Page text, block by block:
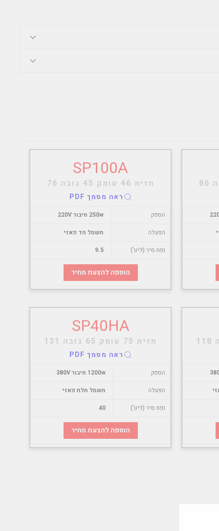
SP100A
חזית 46 עומק 45 גובה 76
ראה מסמך PDF
הספק
250w חיבור 220V
הפעלה
חשמל חד פאזי
נפח סיר (ליט')
9.5
הוספה להצעת מחיר
SP40HA
חזית 75 עומק 65 גובה 131
ראה מסמך PDF
הספק
1200w חיבור 380V
הפעלה
חשמל תלת פאזי
נפח סיר (ליט')
40
הוספה להצעת מחיר